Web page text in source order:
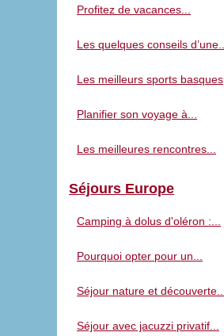
Profitez de vacances...
Les quelques conseils d’une...
Les meilleurs sports basques
Planifier son voyage à...
Les meilleures rencontres...
Séjours Europe
Camping à dolus d'oléron :...
Pourquoi opter pour un...
Séjour nature et découverte...
Séjour avec jacuzzi privatif...